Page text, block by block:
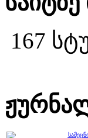
167